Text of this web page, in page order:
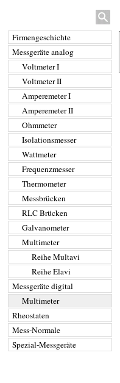
Firmengeschichte
Messgeräte analog
Voltmeter I
Voltmeter II
Amperemeter I
Amperemeter II
Ohmmeter
Isolationsmesser
Wattmeter
Frequenzmesser
Thermometer
Messbrücken
RLC Brücken
Galvanometer
Multimeter
Reihe Multavi
Reihe Elavi
Messgeräte digital
Multimeter
Rheostaten
Mess-Normale
Spezial-Messgeräte